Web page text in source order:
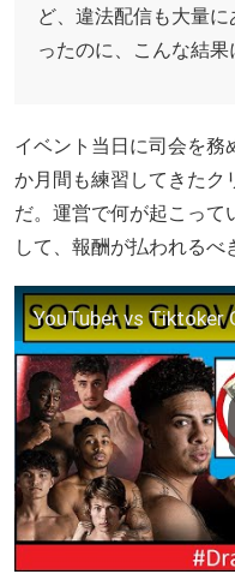
ど、違法配信も大量
ったのに、こんな結果
イベント当日に司会を務
か月間も練習してきたク
だ。運営で何が起こって
して、報酬が払われるべ